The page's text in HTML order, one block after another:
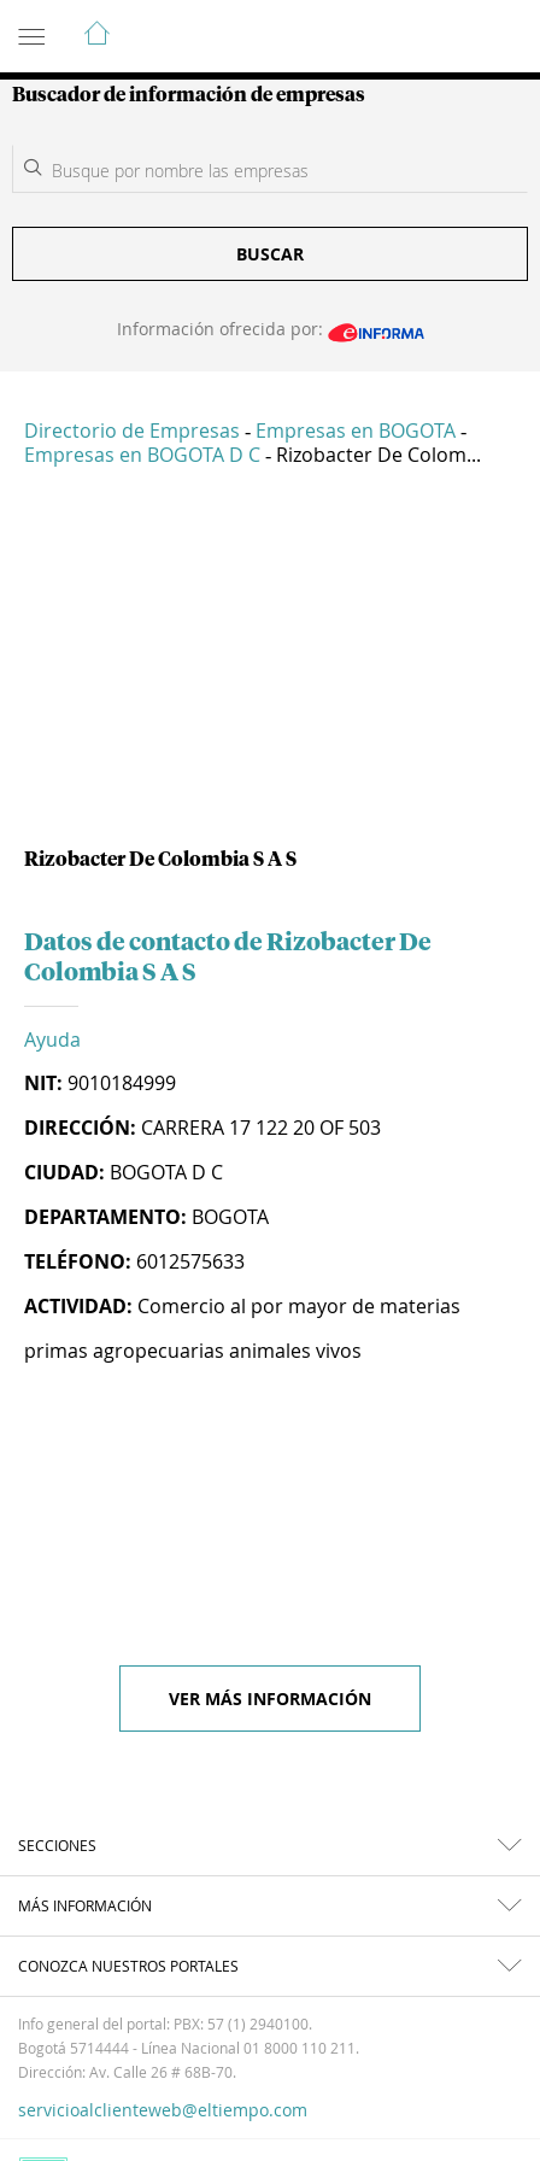
Guía de Empresas Colombianas
Buscador de información de empresas
BUSCAR
Información ofrecida por:
Directorio de Empresas - Empresas en BOGOTA -
Empresas en BOGOTA D C - Rizobacter De Colom...
Rizobacter De Colombia S A S
Datos de contacto de Rizobacter De
Colombia S A S
Ayuda
NIT: 9010184999
DIRECCIÓN: CARRERA 17 122 20 OF 503
CIUDAD: BOGOTA D C
DEPARTAMENTO: BOGOTA
TELÉFONO: 6012575633
ACTIVIDAD: Comercio al por mayor de materias
primas agropecuarias animales vivos
VER MÁS INFORMACIÓN
SECCIONES
MÁS INFORMACIÓN
CONOZCA NUESTROS PORTALES
Info general del portal: PBX: 57 (1) 2940100.
Bogotá 5714444 - Línea Nacional 01 8000 110 211.
Dirección: Av. Calle 26 # 68B-70.
servicioalclienteweb@eltiempo.com